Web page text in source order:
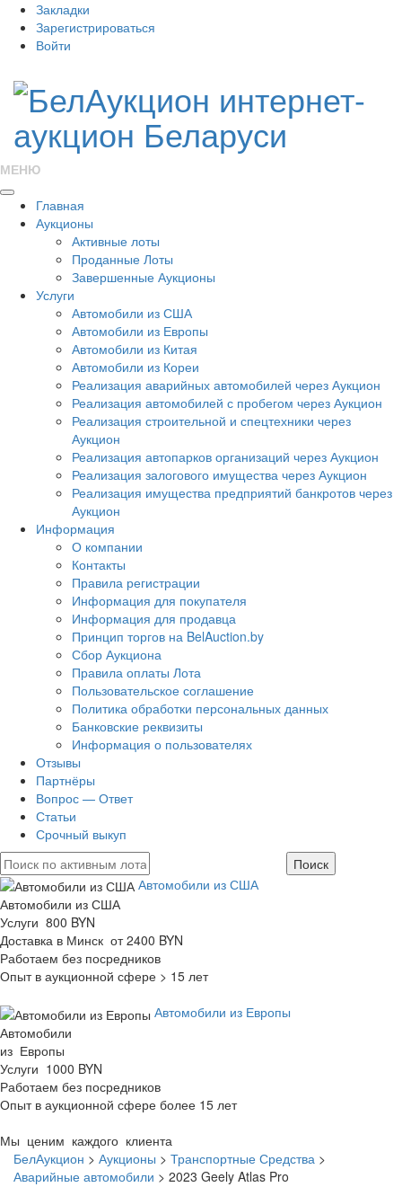
Закладки
Зарегистрироваться
Войти
МЕНЮ
Главная
Аукционы
Активные лоты
Проданные Лоты
Завершенные Аукционы
Услуги
Автомобили из США
Автомобили из Европы
Автомобили из Китая
Автомобили из Кореи
Реализация аварийных автомобилей через Аукцион
Реализация автомобилей с пробегом через Аукцион
Реализация строительной и спецтехники через
Аукцион
Реализация автопарков организаций через Аукцион
Реализация залогового имущества через Аукцион
Реализация имущества предприятий банкротов через
Аукцион
Информация
О компании
Контакты
Правила регистрации
Информация для покупателя
Информация для продавца
Принцип торгов на BelAuction.by
Сбор Аукциона
Правила оплаты Лота
Пользовательское соглашение
Политика обработки персональных данных
Банковские реквизиты
Информация о пользователях
Отзывы
Партнёры
Вопрос — Ответ
Статьи
Срочный выкуп
Автомобили из США
Автомобили из США
Услуги 800 BYN
Доставка в Минск от 2400 BYN
Работаем без посредников
Опыт в аукционной сфере > 15 лет
Автомобили из Европы
Автомобили
из Европы
Услуги 1000 BYN
Работаем без посредников
Опыт в аукционной сфере более 15 лет
Мы ценим каждого клиента
БелАукцион > Аукционы > Транспортные Средства >
Аварийные автомобили > 2023 Geely Atlas Pro